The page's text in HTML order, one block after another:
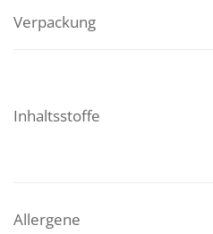
Verpackung
Inhaltsstoffe
Allergene